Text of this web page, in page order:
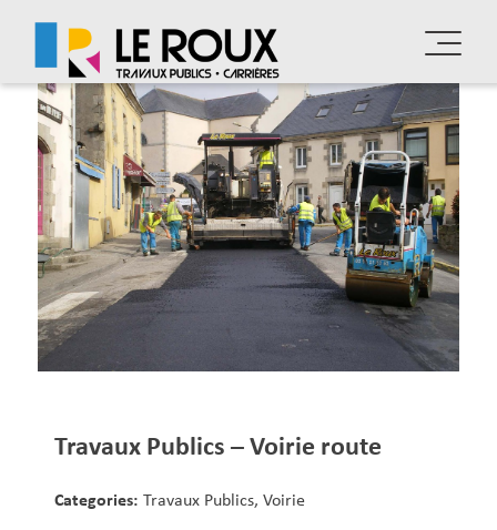
content
Travaux Publics – Voirie route
Categories: Travaux Publics, Voirie